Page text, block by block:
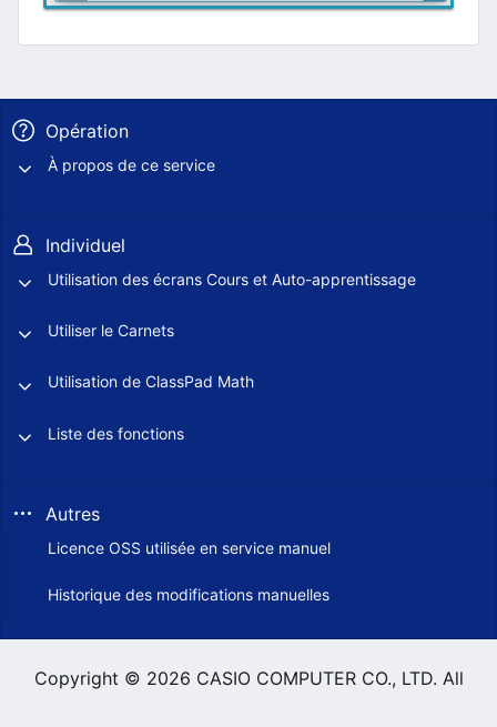
Opération
À propos de ce service
Individuel
Utilisation des écrans Cours et Auto-apprentissage
Utiliser le Carnets
Utilisation de ClassPad Math
Liste des fonctions
Autres
Licence OSS utilisée en service manuel
Historique des modifications manuelles
Copyright © 2026 CASIO COMPUTER CO., LTD. All